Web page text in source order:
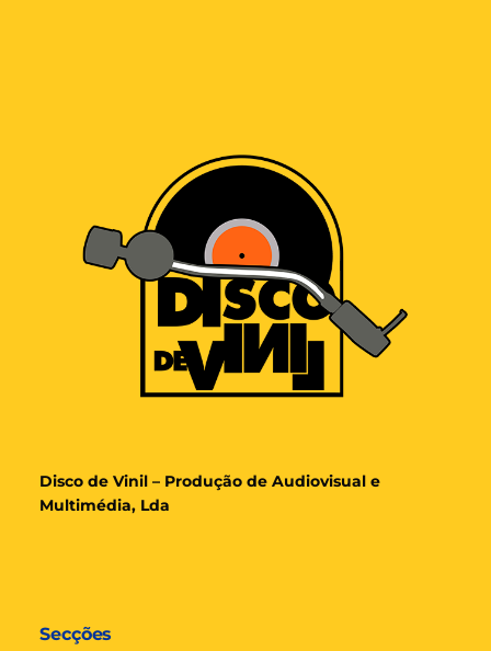
Disco de Vinil – Produção de Audiovisual e
Multimédia, Lda
Secções